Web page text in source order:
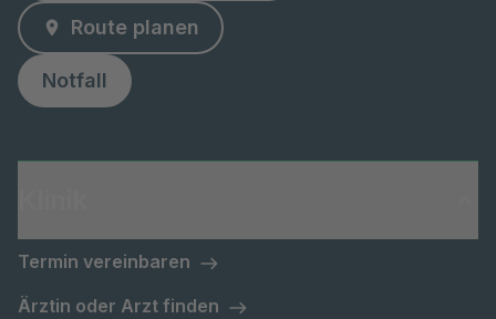
Route planen
Notfall
Termin vereinbaren
Ärztin oder Arzt finden